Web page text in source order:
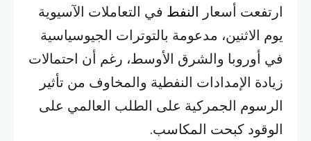
ارتفعت أسعار النفط في التعاملات الآسيوية
يوم الاثنين، مدعومة بالتوترات الجيوسياسية
في أوروبا والشرق الأوسط، رغم أن احتمالات
زيادة الإمدادات النفطية والمخاوف من تأثير
الرسوم الجمركية على الطلب العالمي على
الوقود كبحت المكاسب.